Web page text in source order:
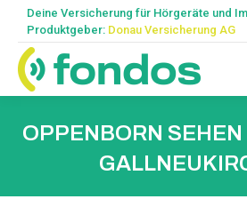
Deine Versicherung für Hörgeräte und
Produktgeber: Donau Versicherung AG
OPPENBORN SEHEN